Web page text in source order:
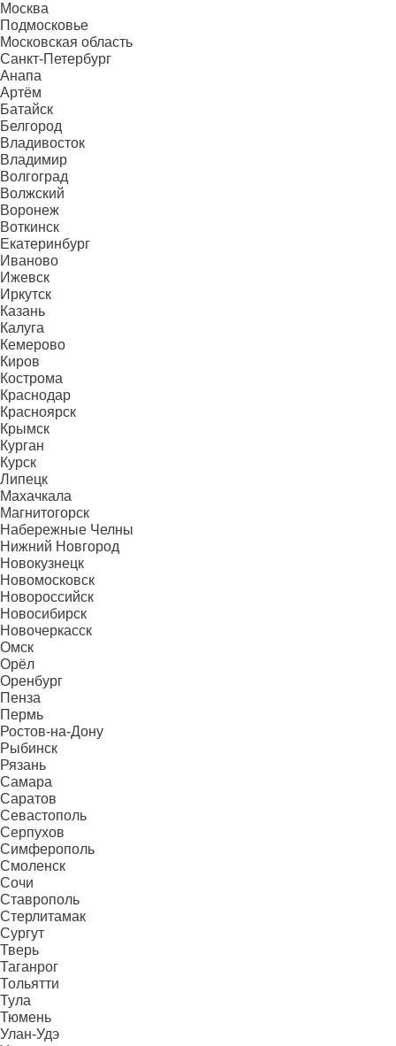
Москва
Подмосковье
Московская область
Санкт-Петербург
Анапа
Артём
Батайск
Белгород
Владивосток
Владимир
Волгоград
Волжский
Воронеж
Воткинск
Екатеринбург
Иваново
Ижевск
Иркутск
Казань
Калуга
Кемерово
Киров
Кострома
Краснодар
Красноярск
Крымск
Курган
Курск
Липецк
Махачкала
Магнитогорск
Набережные Челны
Нижний Новгород
Новокузнецк
Новомосковск
Новороссийск
Новосибирск
Новочеркасск
Омск
Орёл
Оренбург
Пенза
Пермь
Ростов-на-Дону
Рыбинск
Рязань
Самара
Саратов
Севастополь
Серпухов
Симферополь
Смоленск
Сочи
Ставрополь
Стерлитамак
Сургут
Тверь
Таганрог
Тольятти
Тула
Тюмень
Улан-Удэ